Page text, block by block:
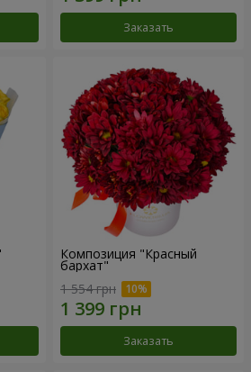
Заказать
Композиция "Красный
бархат"
1 554 грн
Заказать